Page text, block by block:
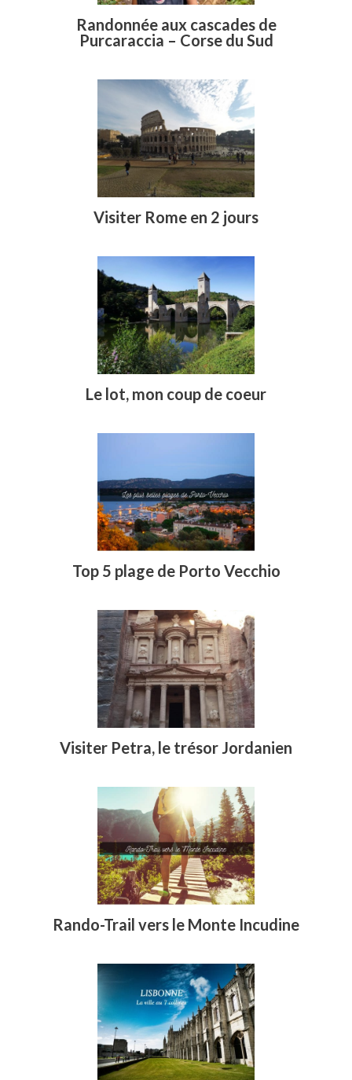
Randonnée aux cascades de
Purcaraccia – Corse du Sud
Visiter Rome en 2 jours
Le lot, mon coup de coeur
Top 5 plage de Porto Vecchio
Visiter Petra, le trésor Jordanien
Rando-Trail vers le Monte Incudine